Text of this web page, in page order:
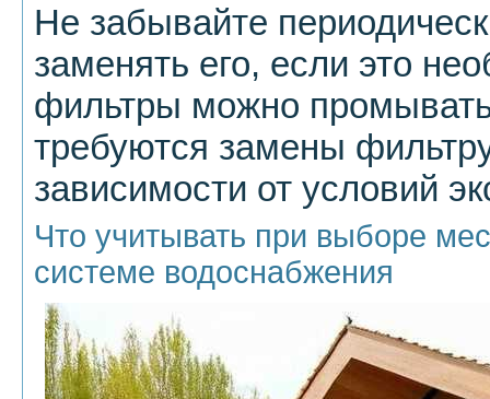
Не забывайте
заменять его, если это
фильтры можно
требуются замены
зависимости от условий
Что учитывать при выборе
системе водоснабжения